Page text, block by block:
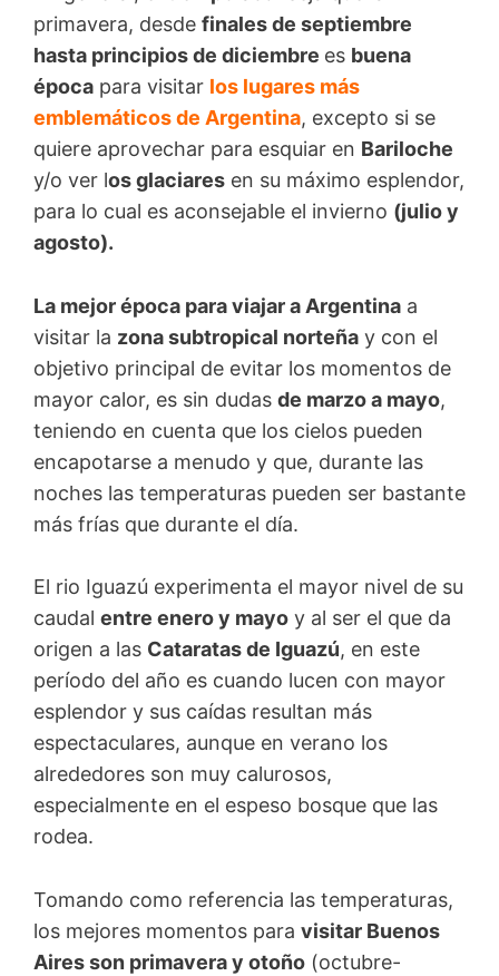
primavera, desde finales de septiembre
hasta principios de diciembre es buena
época para visitar los lugares más
emblemáticos de Argentina, excepto si se
quiere aprovechar para esquiar en Bariloche
y/o ver los glaciares en su máximo esplendor,
para lo cual es aconsejable el invierno (julio y
agosto).
La mejor época para viajar a Argentina a
visitar la zona subtropical norteña y con el
objetivo principal de evitar los momentos de
mayor calor, es sin dudas de marzo a mayo,
teniendo en cuenta que los cielos pueden
encapotarse a menudo y que, durante las
noches las temperaturas pueden ser bastante
más frías que durante el día.
El rio Iguazú experimenta el mayor nivel de su
caudal entre enero y mayo y al ser el que da
origen a las Cataratas de Iguazú, en este
período del año es cuando lucen con mayor
esplendor y sus caídas resultan más
espectaculares, aunque en verano los
alrededores son muy calurosos,
especialmente en el espeso bosque que las
rodea.
Tomando como referencia las temperaturas,
los mejores momentos para visitar Buenos
Aires son primavera y otoño (octubre-